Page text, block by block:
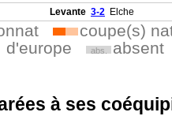
Levante 3-2 Elche
coupe(s)
d'europe
abs. absent
à ses